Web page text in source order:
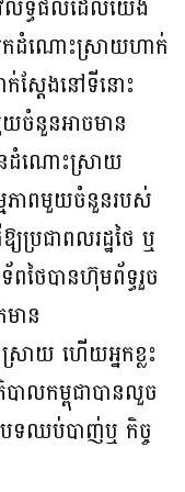
លទ្ធផលដែលយើង
កដំណោះស្រាយហាក់
ស្តែងនៅទីនោះ
យចំនួនអាចមាន
នដំណោះស្រាយ
ភាពមួយចំនួនរបស់
យប្រជាពលរដ្ឋថៃ ឬ
ពថៃបានហ៊ុមព័ទ្ធរួច
ាន
រាយ ហើយអ្នកខ្លះ
ាលកម្ពុជាបានលួច
បទឈប់បាញ់ឬ កិច្ច